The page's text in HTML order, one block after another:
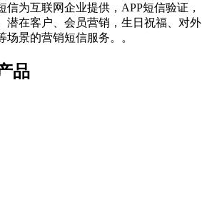
信为互联网企业提供，APP短信验证，
潜在客户、会员营销，生日祝福、对外
景的营销短信服务。。
品